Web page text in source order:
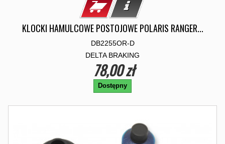
KLOCKI HAMULCOWE POSTOJOWE POLARIS RANGER...
DB2255OR-D
DELTA BRAKING
78,00 zł
Dostępny